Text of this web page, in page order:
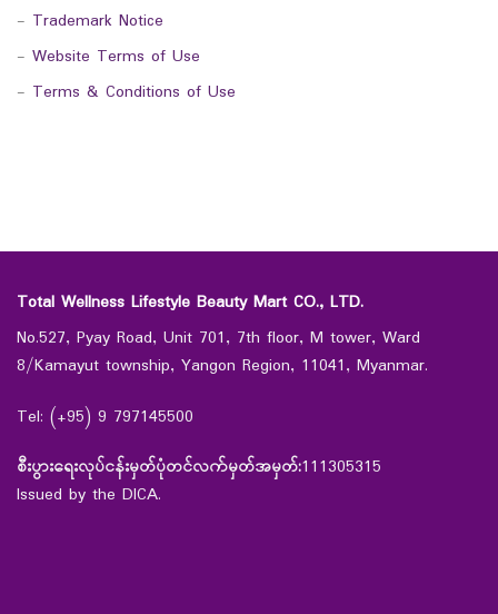
- Trademark Notice
- Website Terms of Use
- Terms & Conditions of Use
Total Wellness Lifestyle Beauty Mart CO., LTD.
No.527, Pyay Road, Unit 701, 7th floor, M tower, Ward
8/Kamayut township, Yangon Region, 11041, Myanmar.
Tel: (+95) 9 797145500
စီးပွားရေးလုပ်ငန်းမှတ်ပုံတင်လက်မှတ်အမှတ်:111305315
Issued by the DICA.